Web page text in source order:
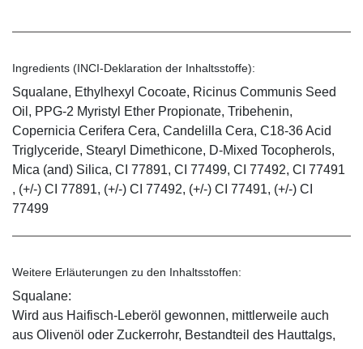
Ingredients (INCI-Deklaration der Inhaltsstoffe):
Squalane, Ethylhexyl Cocoate, Ricinus Communis Seed
Oil, PPG-2 Myristyl Ether Propionate, Tribehenin,
Copernicia Cerifera Cera, Candelilla Cera, C18-36 Acid
Triglyceride, Stearyl Dimethicone, D-Mixed Tocopherols,
Mica (and) Silica, CI 77891, CI 77499, CI 77492, CI 77491
, (+/-) CI 77891, (+/-) CI 77492, (+/-) CI 77491, (+/-) CI
77499
Weitere Erläuterungen zu den Inhaltsstoffen:
Squalane:
Wird aus Haifisch-Leberöl gewonnen, mittlerweile auch
aus Olivenöl oder Zuckerrohr, Bestandteil des Hauttalgs,